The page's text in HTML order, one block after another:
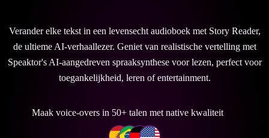
Verander elke tekst in een levensecht audioboek met Story Reader,
de ultieme AI-verhaallezer. Geniet van realistische vertelling met
Speaktor's AI-aangedreven spraaksynthese voor lezen, perfect voor
toegankelijkheid, leren of entertainment.
Maak voice-overs in 50+ talen met native kwaliteit